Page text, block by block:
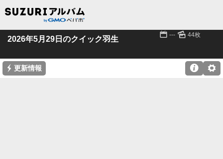
2026年5月29日のクイック羽生 📅 --- 🌄 44枚
⚡ 更新情報 ⚙
